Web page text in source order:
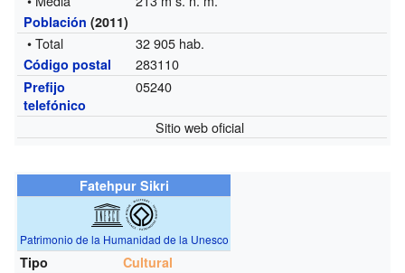
Población (2011)
• Total 32 905 hab.
Código postal 283110
Prefijo
telefónico
05240
Sitio web oficial
Fatehpur Sikri
Patrimonio de la Humanidad de la Unesco
Tipo
Cultural